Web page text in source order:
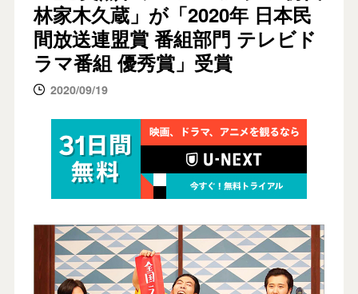
林家木久蔵」が「2020年 日本民
間放送連盟賞 番組部門 テレビド
ラマ番組 優秀賞」受賞
2020/09/19